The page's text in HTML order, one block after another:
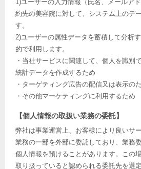
1)ユーザーの入力情報（氏名、メールア
約先の美容院に対して、システム上のデ
す。
2)ユーザーの属性データを蓄積して分析
的で利用します。
・当社サービスに関連して、個人を識別
統計データを作成するため
・ターゲティング広告の配信又は表示の
・その他マーケティングに利用するため
【個人情報の取扱い業務の委託】
弊社は事業運営上、お客様により良いサ
業務の一部を外部に委託しており、業務
個人情報を預けることがあります。この
取り扱っていると認められる委託先を選